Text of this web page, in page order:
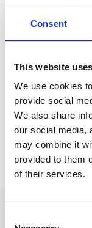
Consent
This website
We use cookies
provide social
We also share
our social media,
may combine it
provided to them
of their services.
Kalendrar &
er
Moleskine /
Moleskine
Prishistorik
Lägsta pris